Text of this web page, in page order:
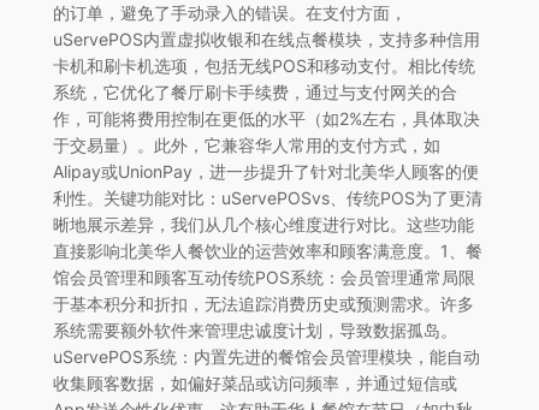
的订单，避免了手动录入的错误。在支付方面，
uServePOS内置虚拟收银和在线点餐模块，支持多种信用
卡机和刷卡机选项，包括无线POS和移动支付。相比传统
系统，它优化了餐厅刷卡手续费，通过与支付网关的合
作，可能将费用控制在更低的水平（如2%左右，具体取决
于交易量）。此外，它兼容华人常用的支付方式，如
Alipay或UnionPay，进一步提升了针对北美华人顾客的便
利性。关键功能对比：uServePOSvs、传统POS为了更清
晰地展示差异，我们从几个核心维度进行对比。这些功能
直接影响北美华人餐饮业的运营效率和顾客满意度。1、餐
馆会员管理和顾客互动传统POS系统：会员管理通常局限
于基本积分和折扣，无法追踪消费历史或预测需求。许多
系统需要额外软件来管理忠诚度计划，导致数据孤岛。
uServePOS系统：内置先进的餐馆会员管理模块，能自动
收集顾客数据，如偏好菜品或访问频率，并通过短信或